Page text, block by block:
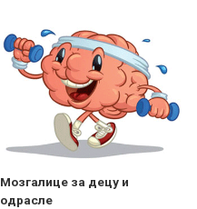
Мозгалице за децу и
одрасле